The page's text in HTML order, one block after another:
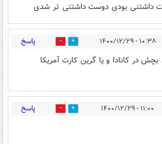
داشتنی بودی دوست داشتنی تر شدی
۱۰:۳۸ - ۱۴۰۰/۱۲/۲۹ 8 پاسخ
بچش در کانادا و یا گرین کارت آمریکا
۱۱:۰۰ - ۱۴۰۰/۱۲/۲۹ 1 پاسخ